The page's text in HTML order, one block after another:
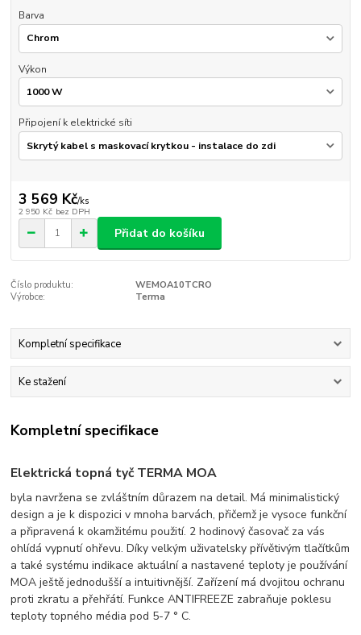
Barva
Výkon
Připojení k elektrické síti
3 569 Kč/ks
2 950 Kč bez DPH
Přidat do košíku
Číslo produktu:
WEMOA10TCRO
Výrobce:
Terma
Kompletní specifikace
Ke stažení
Kompletní specifikace
Elektrická topná tyč TERMA MOA
byla navržena se zvláštním důrazem na detail. Má minimalistický
design a je k dispozici v mnoha barvách, přičemž je vysoce funkční
a připravená k okamžitému použití. 2 hodinový časovač za vás
ohlídá vypnutí ohřevu. Díky velkým uživatelsky přívětivým tlačítkům
a také systému indikace aktuální a nastavené teploty je používání
MOA ještě jednodušší a intuitivnější. Zařízení má dvojitou ochranu
proti zkratu a přehřátí. Funkce ANTIFREEZE zabraňuje poklesu
teploty topného média pod 5-7 ° C.